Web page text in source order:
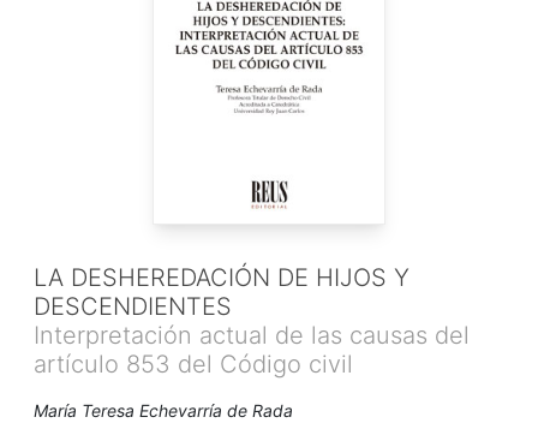
LA DESHEREDACIÓN DE HIJOS Y
DESCENDIENTES
Interpretación actual de las causas del
artículo 853 del Código civil
María Teresa Echevarría de Rada